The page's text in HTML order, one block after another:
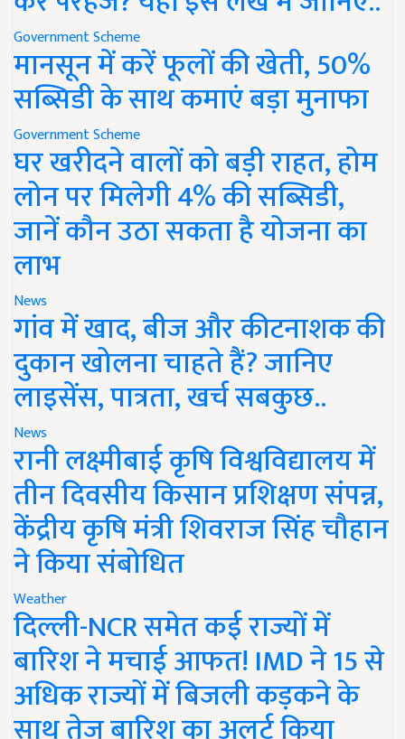
Government Scheme
मानसून में करें फूलों की खेती, 50%
सब्सिडी के साथ कमाएं बड़ा मुनाफा
Government Scheme
घर खरीदने वालों को बड़ी राहत, होम
लोन पर मिलेगी 4% की सब्सिडी,
जानें कौन उठा सकता है योजना का
लाभ
News
गांव में खाद, बीज और कीटनाशक की
दुकान खोलना चाहते हैं? जानिए
लाइसेंस, पात्रता, खर्च सबकुछ..
News
रानी लक्ष्मीबाई कृषि विश्वविद्यालय में
तीन दिवसीय किसान प्रशिक्षण संपन्न,
केंद्रीय कृषि मंत्री शिवराज सिंह चौहान
ने किया संबोधित
Weather
दिल्ली-NCR समेत कई राज्यों में
बारिश ने मचाई आफत! IMD ने 15 से
अधिक राज्यों में बिजली कड़कने के